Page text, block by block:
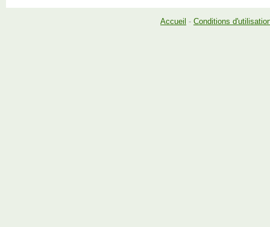
Accueil - Conditions